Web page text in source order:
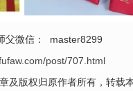
父微信： master8299
post/707.html
及版权归原作者所有，转载